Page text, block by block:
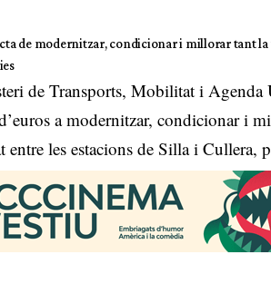
de modernitzar, condicionar i millorar tant la
de Transports, Mobilitat i Agenda
a modernitzar, condicionar i
entre les estacions de Silla i Cullera,